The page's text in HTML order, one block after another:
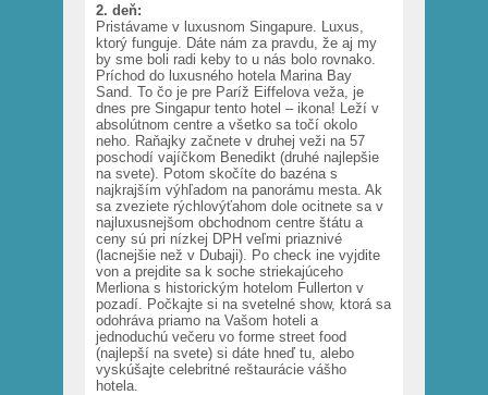
2. deň:
Pristávame v luxusnom Singapure. Luxus,
ktorý funguje. Dáte nám za pravdu, že aj my
by sme boli radi keby to u nás bolo rovnako.
Príchod do luxusného hotela Marina Bay
Sand. To čo je pre Paríž Eiffelova veža, je
dnes pre Singapur tento hotel – ikona! Leží v
absolútnom centre a všetko sa točí okolo
neho. Raňajky začnete v druhej veži na 57
poschodí vajíčkom Benedikt (druhé najlepšie
na svete). Potom skočíte do bazéna s
najkrajším výhľadom na panorámu mesta. Ak
sa zveziete rýchlovýťahom dole ocitnete sa v
najluxusnejšom obchodnom centre štátu a
ceny sú pri nízkej DPH veľmi priaznivé
(lacnejšie než v Dubaji). Po check ine vyjdite
von a prejdite sa k soche striekajúceho
Merliona s historickým hotelom Fullerton v
pozadí. Počkajte si na svetelné show, ktorá sa
odohráva priamo na Vašom hoteli a
jednoduchú večeru vo forme street food
(najlepší na svete) si dáte hneď tu, alebo
vyskúšajte celebritné reštaurácie vášho
hotela.